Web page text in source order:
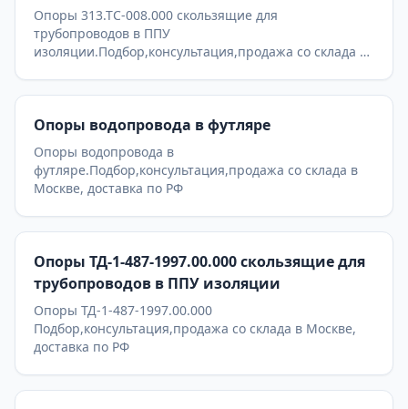
Опоры 313.ТС-008.000 скользящие для
трубопроводов в ППУ
изоляции.Подбор,консультация,продажа со склада в
Опоры водопровода в футляре
Опоры водопровода в
футляре.Подбор,консультация,продажа со склада в
Москве, доставка по РФ
Опоры ТД-1-487-1997.00.000 скользящие для
трубопроводов в ППУ изоляции
Опоры ТД-1-487-1997.00.000
Подбор,консультация,продажа со склада в Москве,
доставка по РФ